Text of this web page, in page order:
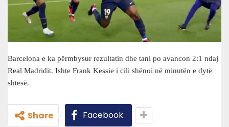
Barcelona e ka përmbysur rezultatin dhe tani po avancon 2:1 ndaj
Real Madridit. Ishte Frank Kessie i cili shënoi në minutën e dytë
shtesë.
Share Facebook